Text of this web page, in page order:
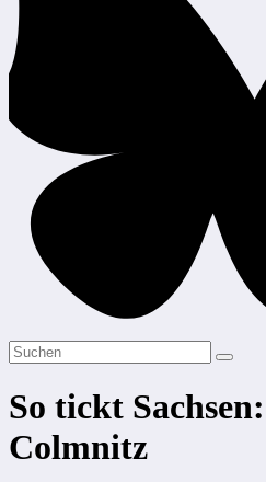
So tickt
Colmnitz